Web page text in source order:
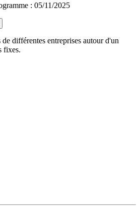
: 05/11/2025
différentes entreprises autour d'un
fixes.